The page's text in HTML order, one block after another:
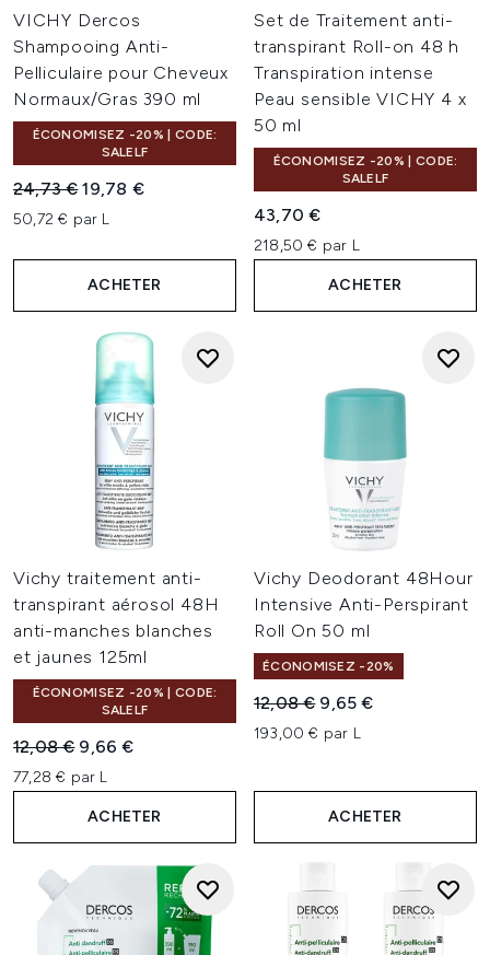
VICHY Dercos
Shampooing Anti-
Pelliculaire pour Cheveux
Normaux/Gras 390 ml
ÉCONOMISEZ -20% | CODE:
SALELF
Prix de vente :
24,73 €Prix ​​actuel :
19,78 €
50,72 € par L
ACHETER
Set de Traitement anti-
transpirant Roll-on 48 h
Transpiration intense
Peau sensible VICHY 4 x
50 ml
ÉCONOMISEZ -20% | CODE:
SALELF
43,70 €
218,50 € par L
ACHETER
Vichy traitement anti-
transpirant aérosol 48H
anti-manches blanches
et jaunes 125ml
ÉCONOMISEZ -20% | CODE:
SALELF
Prix de vente :
12,08 € Prix ​​actuel :
9,66 €
77,28 € par L
ACHETER
Vichy Deodorant 48Hour
Intensive Anti-Perspirant
Roll On 50 ml
ÉCONOMISEZ -20%
Prix de vente :
12,08 € Prix ​​actuel :
9,65 €
193,00 € par L
ACHETER